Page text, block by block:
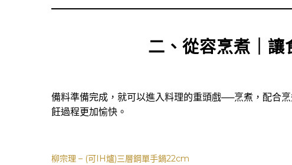
二、從容烹煮｜讓
備料準備完成，就可以進入料理的重頭戲──烹煮，配合
飪過程更加愉快。
柳宗理 – (可IH爐)三層鋼單手鍋22cm